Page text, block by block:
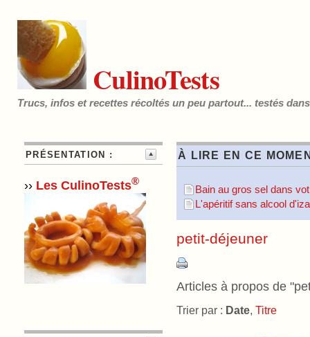
CulinoTests
Trucs, infos et recettes récoltés un peu partout... testés
PRÉSENTATION :
›› Les CulinoTests®
À LIRE EN CE
Bain au gros sel dans
L'apéritif sans alcool
petit-déjeuner
Articles à propos de
Trier par : Date, Titre